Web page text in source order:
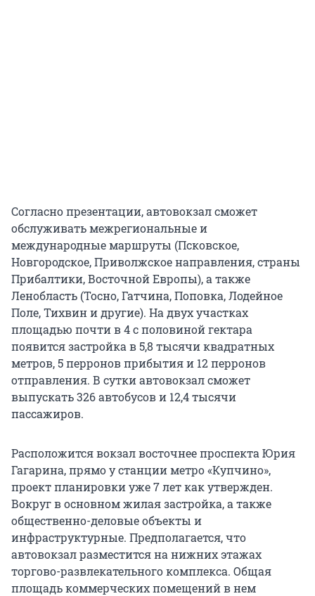
Согласно презентации, автовокзал сможет
обслуживать межрегиональные и
международные маршруты (Псковское,
Новгородское, Приволжское направления, страны
Прибалтики, Восточной Европы), а также
Ленобласть (Тосно, Гатчина, Поповка, Лодейное
Поле, Тихвин и другие). На двух участках
площадью почти в 4 с половиной гектара
появится застройка в 5,8 тысячи квадратных
метров, 5 перронов прибытия и 12 перронов
отправления. В сутки автовокзал сможет
выпускать 326 автобусов и 12,4 тысячи
пассажиров.
Расположится вокзал восточнее проспекта Юрия
Гагарина, прямо у станции метро «Купчино»,
проект планировки уже 7 лет как утвержден.
Вокруг в основном жилая застройка, а также
общественно-деловые объекты и
инфраструктурные. Предполагается, что
автовокзал разместится на нижних этажах
торгово-развлекательного комплекса. Общая
площадь коммерческих помещений в нем